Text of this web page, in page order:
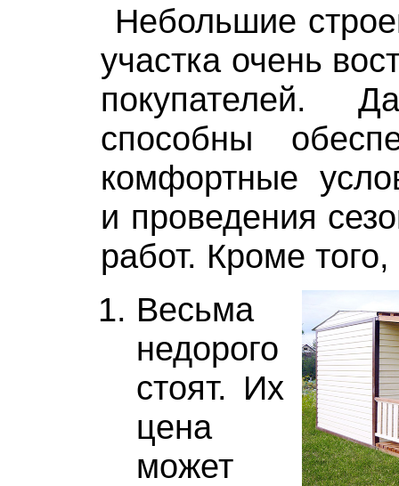
Небольшие
участка очень
покупателей.
способны
комфортные
и проведения
работ. Кроме
Весьма
недорого
стоят. Их
цена
может